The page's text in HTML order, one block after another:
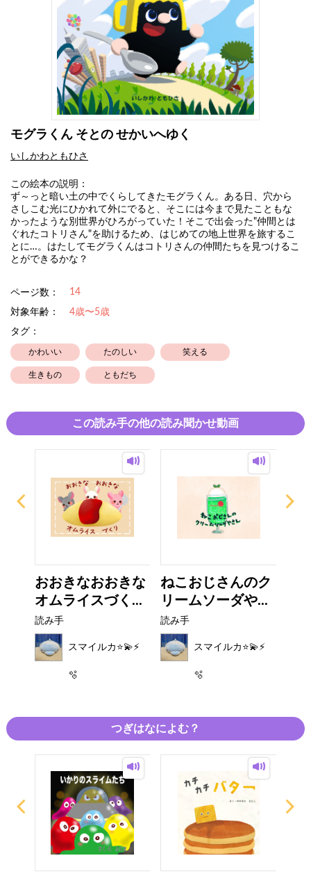
モグラくん そとの せかいへゆく
いしかわともひさ
この絵本の説明：
ず～っと暗い土の中でくらしてきたモグラくん。ある日、穴から
さしこむ光にひかれて外にでると、そこには今まで見たこともな
かったような別世界がひろがっていた！そこで出会った"仲間とは
ぐれたコトリさん"を助けるため、はじめての地上世界を旅するこ
とに…。はたしてモグラくんはコトリさんの仲間たちを見つけるこ
とができるかな？
ページ数： 14
対象年齢：
4歳〜5歳
タグ：
かわいい たのしい 笑える
生きもの ともだち
この読み手の他の読み聞かせ動画
おおきなおおきな
オムライスづく...
読み手
スマイルカ⭐️💫⚡️
🫧
ねこおじさんのク
リームソーダや...
読み手
スマイルカ⭐️💫⚡️
🫧
つぎはなによむ？